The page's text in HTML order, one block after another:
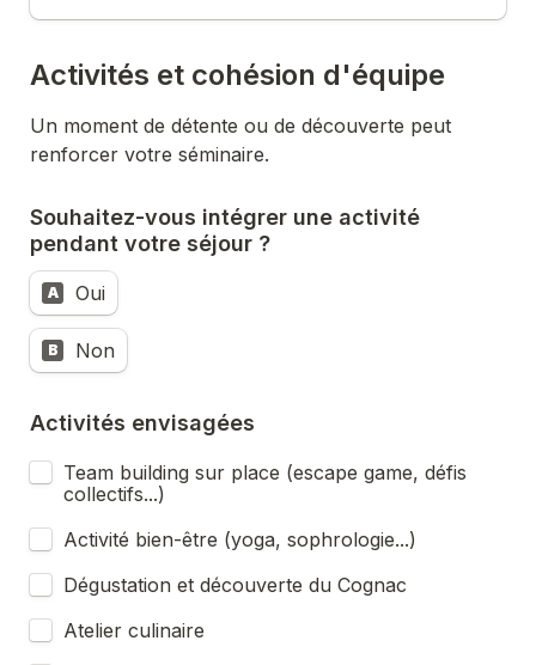
Activités et cohésion d'équipe
Un moment de détente ou de découverte peut
Souhaitez-vous intégrer une activité
A Oui
B Non
Activités envisagées
Team building sur place (escape game, défis
collectifs...)
Activité bien-être (yoga, sophrologie...)
Dégustation et découverte du Cognac
Atelier culinaire